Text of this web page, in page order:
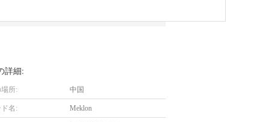
詳細:
所: 中国
名: Meklon